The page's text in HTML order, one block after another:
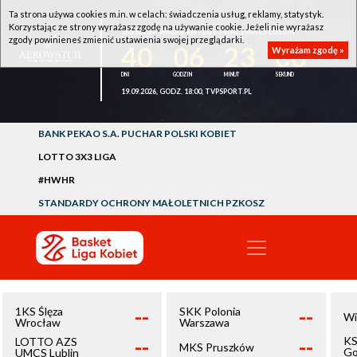
1KS ŚLĘZA WROCŁAW - LOTTO AZS UMCS LUBLIN
00
19.09.2026, GODZ. 18:00, TVPSPORT.PL
BANK PEKAO S.A. PUCHAR POLSKI KOBIET
LOTTO 3X3 LIGA
#HWHR
STANDARDY OCHRONY MAŁOLETNICH PZKOSZ
1KS Ślęza
Wrocław
--
LOTTO AZS
UMCS Lublin
--
SKK Polonia
Warszawa
--
MKS Pruszków --
Ta strona używa cookies m.in. w celach: świadczenia usług, reklamy, statystyk.
Korzystając ze strony wyrażasz zgodę na używanie cookie. Jeżeli nie wyrażasz
zgody powinieneś zmienić ustawienia swojej przeglądarki.
Wyrażam zgodę »